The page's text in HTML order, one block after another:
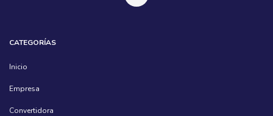
CATEGORÍAS
Inicio
Empresa
Convertidora